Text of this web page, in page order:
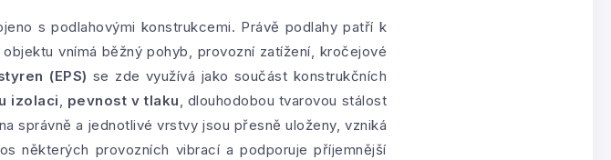
s podlahovými konstrukcemi. Právě podlahy patří k
vnímá běžný pohyb, provozní zatížení, kročejové
(EPS) se zde využívá jako součást konstrukčních
izolaci, pevnost v tlaku, dlouhodobou tvarovou stálost
správně a jednotlivé vrstvy jsou přesně uloženy, vzniká
některých provozních vibrací a podporuje příjemnější